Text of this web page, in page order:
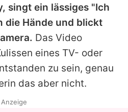
Team
Richtlinien
singt ein lässiges "Ich
die Hände und blickt
Das Video
eines TV- oder
zu sein, genau
das aber nicht.
Anzeige